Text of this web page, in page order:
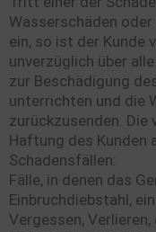
Wasserschäden
ein, so ist der Kunde
unverzüglich über
zur Beschädigung
unterrichten und die
zurückzusenden. Die
Haftung des Kunden
Schadensfällen:
Fälle, in denen das
Einbruchdiebstahl,
Vergessen,